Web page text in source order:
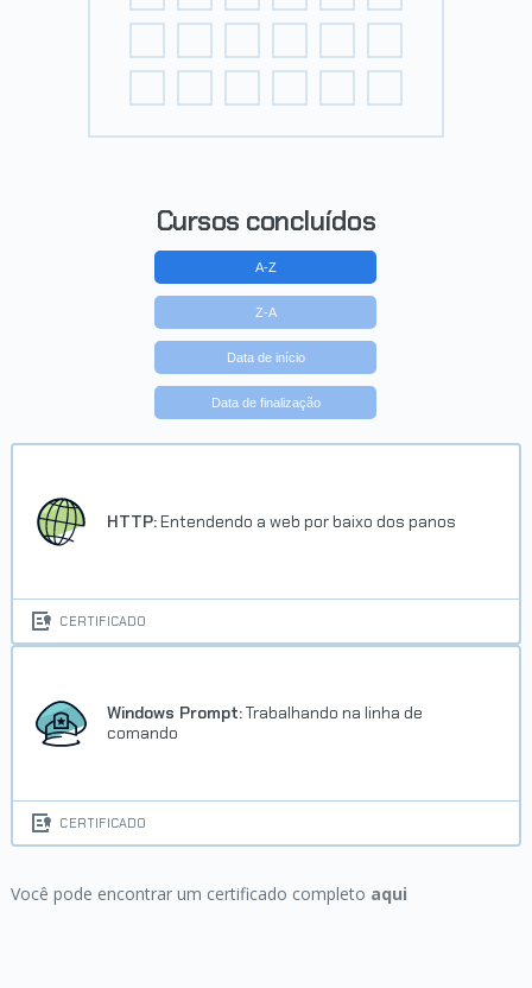
Cursos concluídos
A-Z
Z-A
Data de início
Data de finalização
HTTP: Entendendo a web por baixo dos panos
CERTIFICADO
Windows Prompt:Trabalhando na linha de
comando
CERTIFICADO
Você pode encontrar um certificado completo aqui